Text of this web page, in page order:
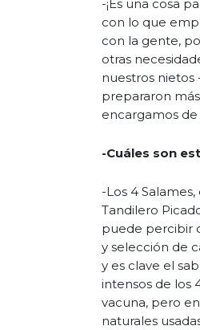
-¡Es una cosa
con lo que
con la gente,
otras
nuestros nietos
prepararon
encargamos
-Cuáles son
-Los 4
Tandilero
puede percibir
y selección de
y es clave el
intensos de los
vacuna, pero
naturales